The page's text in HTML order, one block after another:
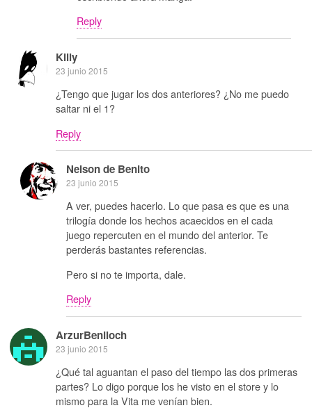
Reply
Killy
23 junio 2015
¿Tengo que jugar los dos anteriores? ¿No me puedo
saltar ni el 1?
Reply
Nelson de Benito
23 junio 2015
A ver, puedes hacerlo. Lo que pasa es que es una
trilogía donde los hechos acaecidos en el cada
juego repercuten en el mundo del anterior. Te
perderás bastantes referencias.
Pero si no te importa, dale.
Reply
ArzurBenlloch
23 junio 2015
¿Qué tal aguantan el paso del tiempo las dos primeras
partes? Lo digo porque los he visto en el store y lo
mismo para la Vita me venían bien.